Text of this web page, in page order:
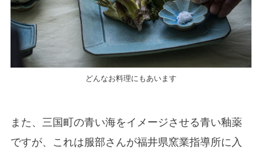
どんなお料理にもあいます
また、三国町の青い海をイメージさせる青い釉薬
ですが、これは服部さんが福井県窯業指導所に入